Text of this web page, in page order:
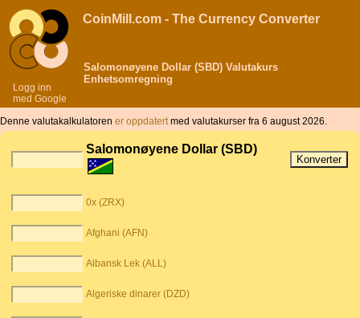
Logg inn
med Google
CoinMill.com - The Currency Converter
Salomonøyene Dollar (SBD) Valutakurs
Enhetsomregning
Denne valutakalkulatoren er oppdatertmed valutakurser fra 6 august 2026.
Salomonøyene Dollar (SBD)
0x (ZRX)
Afghani (AFN)
Albansk Lek (ALL)
Algeriske dinarer (DZD)